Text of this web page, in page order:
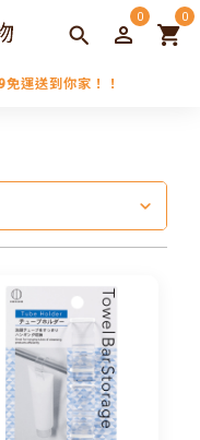
運送到你家！！
0 0